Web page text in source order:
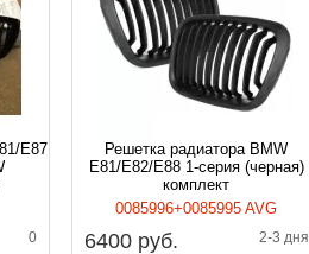
E87
0
Решетка радиатора BMW
E81/E82/E88 1-серия (черная)
комплект
0085996+0085995 AVG
6400 руб. 2-3 дня